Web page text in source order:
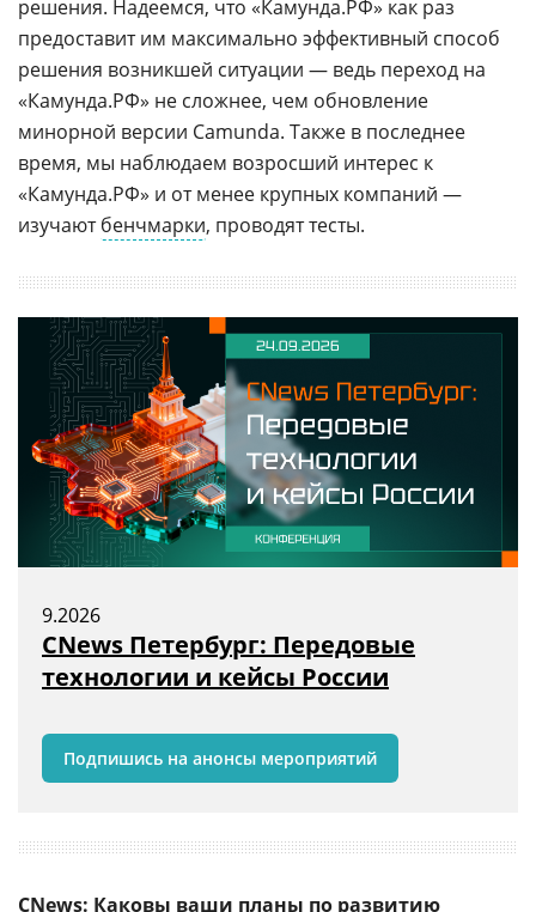
решения. Надеемся, что «Камунда.РФ» как раз
предоставит им максимально эффективный способ
решения возникшей ситуации — ведь переход на
«Камунда.РФ» не сложнее, чем обновление
минорной версии Camunda. Также в последнее
время, мы наблюдаем возросший интерес к
«Камунда.РФ» и от менее крупных компаний —
изучаютбенчмарки, проводят тесты.
Подпишись на анонсы мероприятий
CNews Петербург: Передовые
технологии и кейсы России
9.2026
CNews: Каковы ваши планы по развитию